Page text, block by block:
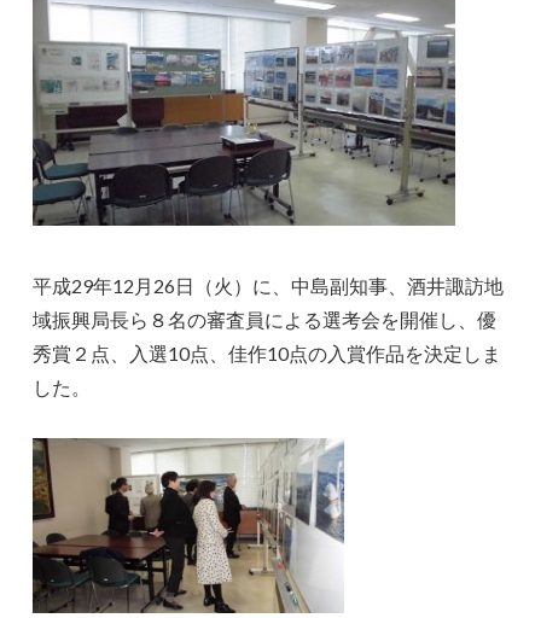
平成29年12月26日（火）に、中島副知事、酒井諏訪地
域振興局長ら８名の審査員による選考会を開催し、優
秀賞２点、入選10点、佳作10点の入賞作品を決定しま
した。